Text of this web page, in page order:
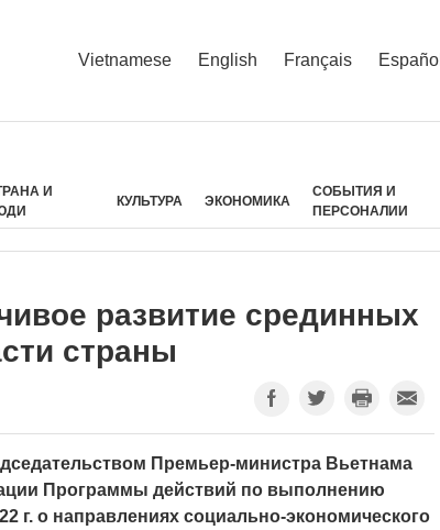
Vietnamese English Français Español
И
КУЛЬТУРА ЭКОНОМИКА
СОБЫТИЯ И
ПЕРСОНАЛИИ
развитие срединных
страны
Премьер-министра Вьетнама
Программы действий по выполнению
г. о направлениях социально-экономического